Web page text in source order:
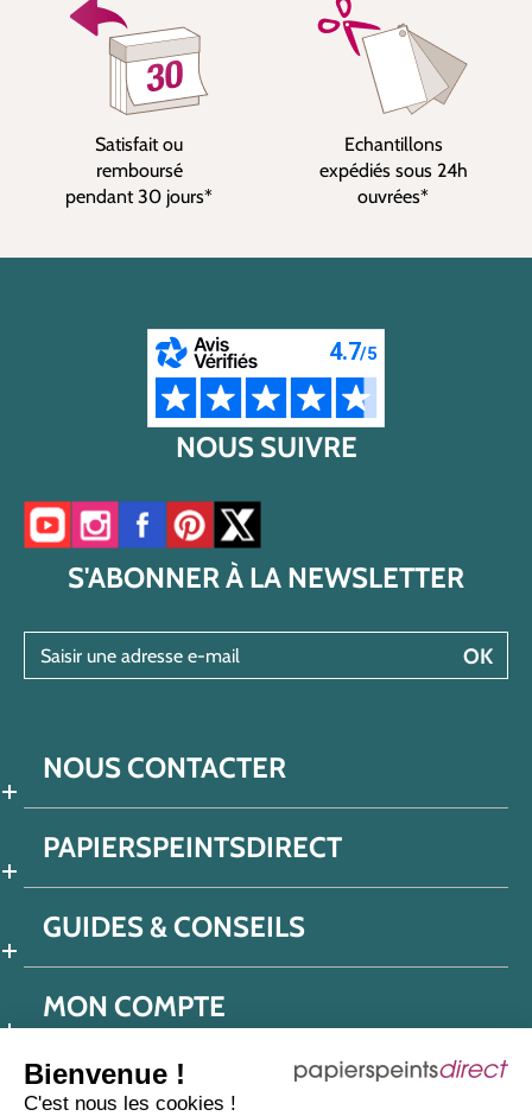
Bienvenue !
C'est nous les cookies !
Satisfait ou
remboursé
pendant 30 jours*
Echantillons
expédiés sous 24h
ouvrées*
NOUS SUIVRE
Accéder à notre chaîne YouTube
Accéder à notre compte Instagram
Accéder à notre page Facebook
Accéder à notre compte Pinterest
Accéder à notre compte Twitter/X
S'ABONNER À LA NEWSLETTER
OK
NOUS CONTACTER
PAPIERSPEINTSDIRECT
GUIDES & CONSEILS
MON COMPTE